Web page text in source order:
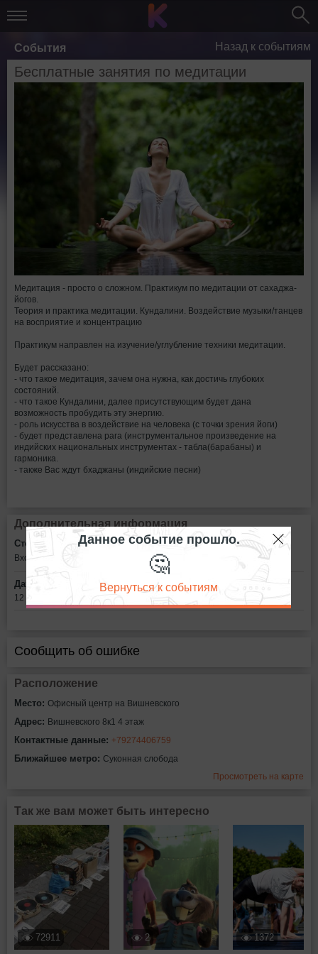
События Назад к событиям
Бесплатные занятия по медитации
Медитация - просто о сложном. Практикум по медитации от сахаджа-
йогов.
Теория и практика медитации. Кундалини. Воздействие музыки/танцев
на восприятие и концентрацию
Практикум направлен на изучение/углубление техники медитации.
Будет рассказано:
- что такое медитация, зачем она нужна, как достичь глубоких
состояний.
- что такое Кундалини, далее присутствующим будет дана
возможность пробудить эту энергию.
- роль искусства в воздействие на человека (с точки зрения йоги)
- будет представлена рага (инструментальное произведение на
индийских национальных инструментах - табла(барабаны) и
гармоника.
- также Вас ждут бхаджаны (индийские песни)
Дополнительная информация
Стоимость билетов:
Вход свободный, предварительная запись не требуется.
Дата:
12 февраля в 11:00
Сообщить об ошибке
Расположение
Место: Офисный центр на Вишневского
Адрес: Вишневского 8к1 4 этаж
Контактные данные: +79274406759
Ближайшее метро: Суконная слобода
Просмотреть на карте
Так же вам может быть интересно
72911 2 1372
Данное событие прошло.
🤔
Вернуться к событиям